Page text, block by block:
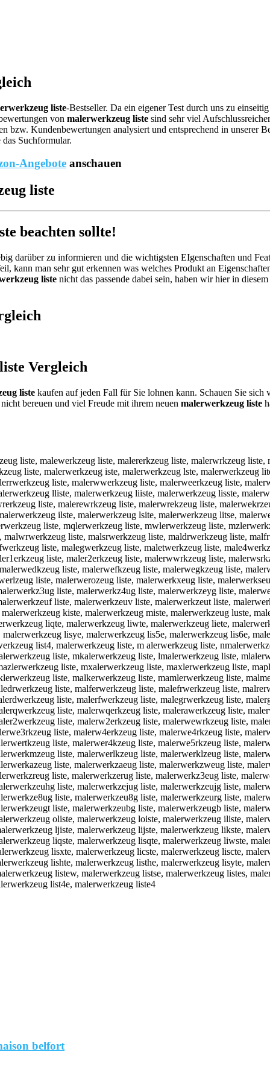
liste-Bestseller. Da ein eigener Test durch uns zu
von malerwerkzeug liste sind sehr viel
bzw. Kundenbewertungen analysiert und entsprechend in unserer
Suchformular.
Angebote anschauen
liste
beachten sollte!
darüber zu informieren und die wichtigsten EIgenschaften und
kann man sehr gut erkennen was welches Produkt an
liste nicht das passende dabei sein, haben wir hier in
Vergleich
liste kaufen auf jeden Fall für Sie lohnen kann. Schauen Sie
bereuen und viel Freude mit ihrem neuen malerwerkzeug liste
liste, malewerkzeug liste, malererkzeug liste, malerwrkzeug
liste, malerwerkzeug iste, malerwerkzeug lste, malerwerkzeug
liste, malerwwerkzeug liste, malerweerkzeug liste,
lliste, malerwerkzeug liiste, malerwerkzeug lisste,
liste, malerewrkzeug liste, malerwrekzeug liste,
ilste, malerwerkzeug lsite, malerwerkzeug litse,
liste, mqlerwerkzeug liste, mwlerwerkzeug liste,
liste, malsrwerkzeug liste, maldrwerkzeug liste,
liste, malegwerkzeug liste, maletwerkzeug liste,
liste, maler2erkzeug liste, malerwwrkzeug liste,
liste, malerwefkzeug liste, malerwegkzeug liste,
liste, malerwerozeug liste, malerwerkxeug liste,
liste, malerwerkz4ug liste, malerwerkzeyg liste,
liste, malerwerkzeuv liste, malerwerkzeut liste,
kiste, malerwerkzeug miste, malerwerkzeug luste,
liqte, malerwerkzeug liwte, malerwerkzeug liete,
lisye, malerwerkzeug lis5e, malerwerkzeug lis6e,
list4, malerwerkzeug liste, m alerwerkzeug liste,
liste, mkalerwerkzeug liste, lmalerwerkzeug liste,
liste, mxalerwerkzeug liste, maxlerwerkzeug liste,
liste, malkerwerkzeug liste, mamlerwerkzeug liste,
liste, malferwerkzeug liste, malefrwerkzeug liste,
liste, malerfwerkzeug liste, malegrwerkzeug liste,
liste, malerwqerkzeug liste, malerawerkzeug liste,
liste, malerw2erkzeug liste, malerwewrkzeug liste,
liste, malerw4erkzeug liste, malerwe4rkzeug liste,
liste, malerwer4kzeug liste, malerwe5rkzeug liste,
liste, malerwerlkzeug liste, malerwerklzeug liste,
liste, malerwerkzaeug liste, malerwerkzweug liste,
liste, malerwerkzerug liste, malerwerkz3eug liste,
liste, malerwerkzejug liste, malerwerkzeujg liste,
liste, malerwerkzeu8g liste, malerwerkzeurg liste,
liste, malerwerkzeubg liste, malerwerkzeugb liste,
oliste, malerwerkzeug loiste, malerwerkzeug iliste,
ljiste, malerwerkzeug lijste, malerwerkzeug likste,
liqste, malerwerkzeug lisqte, malerwerkzeug liwste,
lisxte, malerwerkzeug licste, malerwerkzeug liscte,
lishte, malerwerkzeug listhe, malerwerkzeug lisyte,
listew, malerwerkzeug listse, malerwerkzeug listes,
list4e, malerwerkzeug liste4
belfort